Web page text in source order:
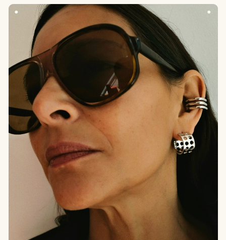
02. ГОСТЬ ДОМА
Если вы совершили покупку
на сумму от 150 000
до 300 000руб., вам
открывается доступ
к следующим привилегиям: